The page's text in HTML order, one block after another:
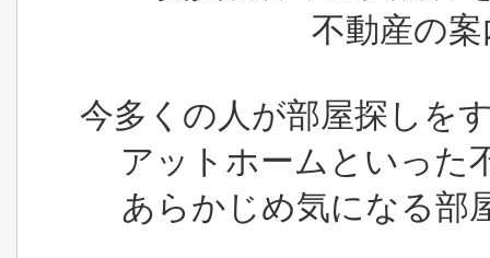
不動産の
今多くの人が部屋探しを
アットホームといった
あらかじめ気になる部